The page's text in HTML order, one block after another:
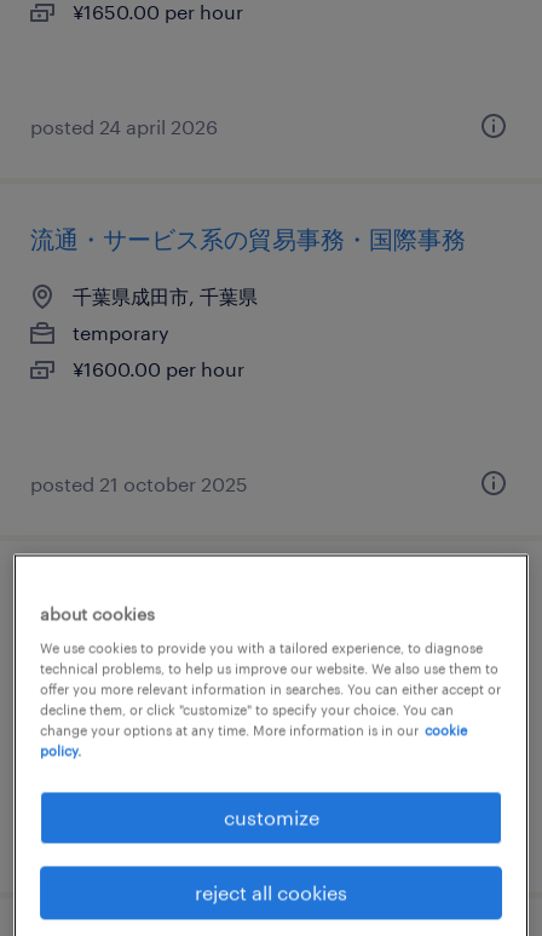
¥1650.00 per hour
posted 24 april 2026
流通・サービス系の貿易事務・国際事務
千葉県成田市, 千葉県
temporary
¥1600.00 per hour
posted 21 october 2025
千葉県成田市, 千葉県
temporary
¥1650.00 per hour
posted 6 july 2026
about cookies
We use cookies to provide you with a tailored experience, to diagnose
technical problems, to help us improve our website. We also use them to
offer you more relevant information in searches. You can either accept or
decline them, or click "customize" to specify your choice. You can
change your options at any time. More information is in our cookie
policy.
customize
reject all cookies